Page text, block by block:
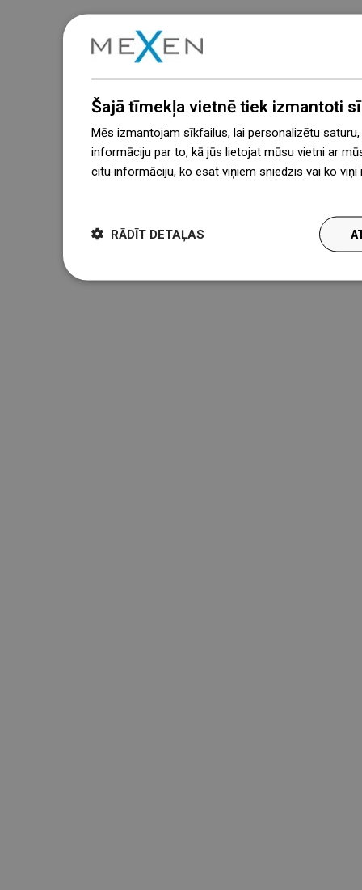
Šajā tīmekļa vietnē tiek izmantoti
Mēs izmantojam sīkfailus, lai personalizētu
informāciju par to, kā jūs lietojat mūsu vietni ar
citu informāciju, ko esat viņiem sniedzis vai ko
RĀDĪT DETAĻAS